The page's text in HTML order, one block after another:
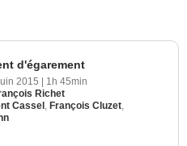
d'égarement
2015 | 1h 45min
Richet
Cassel François Cluzet